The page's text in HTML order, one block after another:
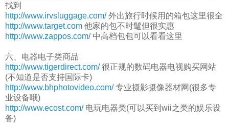
找到
http://www.irvsluggage.com/外出旅行时候用的箱包这里很全
http://www.target.com 他家的包不时髦但很实惠
http://www.zappos.com/中高档包包可以看看这里
六、电器电子类商品
http://www.tigerdirect.com/很正规的数码电器电视购买网站
(不知道是否支持国际卡)
http://www.bhphotovideo.com/专业摄影摄像器材网(很多专
业设备哦)
http://www.ecost.com/电玩电器类(可以买到wii之类的娱乐设
备)